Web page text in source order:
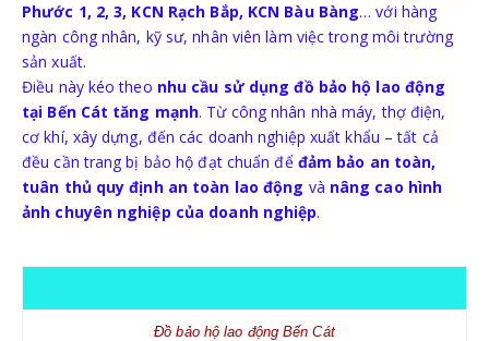
KÍNH BẢO HỘ
MẶT NẠ BẢO HỘ
TRANG PHỤC BẢO HỘ
QUẦN ÁO BẢO VỆ LAO ĐỘNG
QUẦN ÁO BẢO VỆ LAO ĐỘNG PHÒNG SẠCH
Phước 1, 2, 3, KCN Rạch Bắp, KCN Bàu Bàng… với hàng
ngàn công nhân, kỹ sư, nhân viên làm việc trong môi trường
sản xuất.
Điều này kéo theo nhu cầu sử dụng đồ bảo hộ lao động
tại Bến Cát tăng mạnh. Từ công nhân nhà máy, thợ điện,
cơ khí, xây dựng, đến các doanh nghiệp xuất khẩu – tất cả
đều cần trang bị bảo hộ đạt chuẩn để đảm bảo an toàn,
tuân thủ quy định an toàn lao động và nâng cao hình
ảnh chuyên nghiệp của doanh nghiệp.
Đồ bảo hộ lao động Bến Cát